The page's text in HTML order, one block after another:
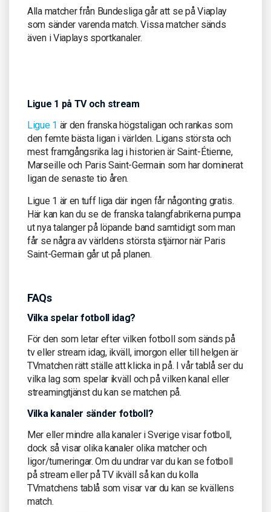
Alla matcher från Bundesliga går att se på Viaplay
som sänder varenda match. Vissa matcher sänds
även i Viaplays sportkanaler.
Ligue 1 på TV och stream
Ligue 1 är den franska högstaligan och rankas som
den femte bästa ligan i världen. Ligans största och
mest framgångsrika lag i historien är Saint-Étienne,
Marseille och Paris Saint-Germain som har dominerat
ligan de senaste tio åren.
Ligue 1 är en tuff liga där ingen får någonting gratis.
Här kan kan du se de franska talangfabrikerna pumpa
ut nya talanger på löpande band samtidigt som man
får se några av världens största stjärnor när Paris
Saint-Germain går ut på planen.
FAQs
Vilka spelar fotboll idag?
För den som letar efter vilken fotboll som sänds på
tv eller stream idag, ikväll, imorgon eller till helgen är
TVmatchen rätt ställe att klicka in på. I vår tablå ser du
vilka lag som spelar ikväll och på vilken kanal eller
streamingtjänst du kan se matchen på.
Vilka kanaler sänder fotboll?
Mer eller mindre alla kanaler i Sverige visar fotboll,
dock så visar olika kanaler olika matcher och
ligor/turneringar. Om du undrar var du kan se fotboll
på stream eller på TV ikväll så kan du kolla
TVmatchens tablå som visar var du kan se kvällens
match.